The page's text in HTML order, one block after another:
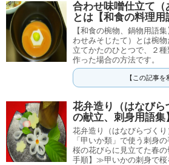
合わせ味噌仕立て（
とは【和食の料理用
【和食の椀物、鍋物用語
わせみそじたて）とは椀
立てかたのひとつで、２
作った場合の方法です。
【この記事を
花弁造り（はなび
の献立、刺身用語集
花弁造り（はなびらづく
「甲いか類」で使う刺身
桜の花びらに見立てた春
手順】≫甲いかの刺身で桜